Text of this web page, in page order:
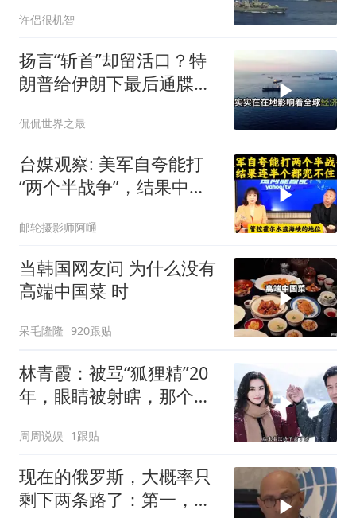
许侶很机智
扬言“斩首”却留活口？特
朗普给伊朗下最后通牒，
侃侃世界之最
台媒观察: 美军自夸能打
“两个半战争”，结果中东
邮轮摄影师阿嗵
当韩国网友问 为什么没有
高端中国菜 时
呆毛隆隆 920跟贴
林青霞：被骂“狐狸精”20
年，眼睛被射瞎，那个男
钱？”
周周说娱 1跟贴
现在的俄罗斯，大概率只
剩下两条路了：第一，把